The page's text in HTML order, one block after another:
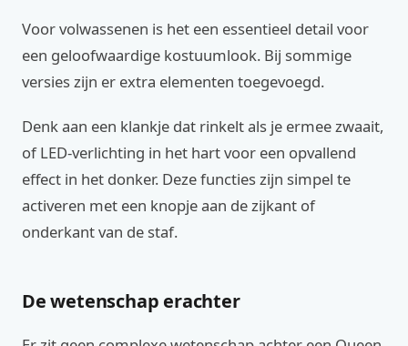
Voor volwassenen is het een essentieel detail voor
een geloofwaardige kostuumlook. Bij sommige
versies zijn er extra elementen toegevoegd.
Denk aan een klankje dat rinkelt als je ermee zwaait,
of LED-verlichting in het hart voor een opvallend
effect in het donker. Deze functies zijn simpel te
activeren met een knopje aan de zijkant of
onderkant van de staf.
De wetenschap erachter